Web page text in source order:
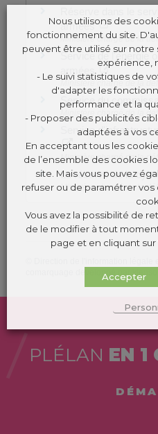
armées
Ministère chargé de la
Service de l'énergie
armées
Ministère chargé de la
Service du
Ministère chargé de la
Service
Ministère chargé de la
La réserve de la
Ministère chargé de la
comarquage developpé par
PLÉLAN EN 1
Nous utilisons des
fonctionnement du site.
peuvent être utilisé sur
expérience,
- Le suivi statistiques de
d'adapter les
performance et la
- Proposer des publicités
adaptées à vos
En acceptant tous les
de l’ensemble des cookies
site. Mais vous pouvez
refuser ou de paramétrer vos
Vous avez la possibilité de
de le modifier à tout
page et en cliquant
Accepter